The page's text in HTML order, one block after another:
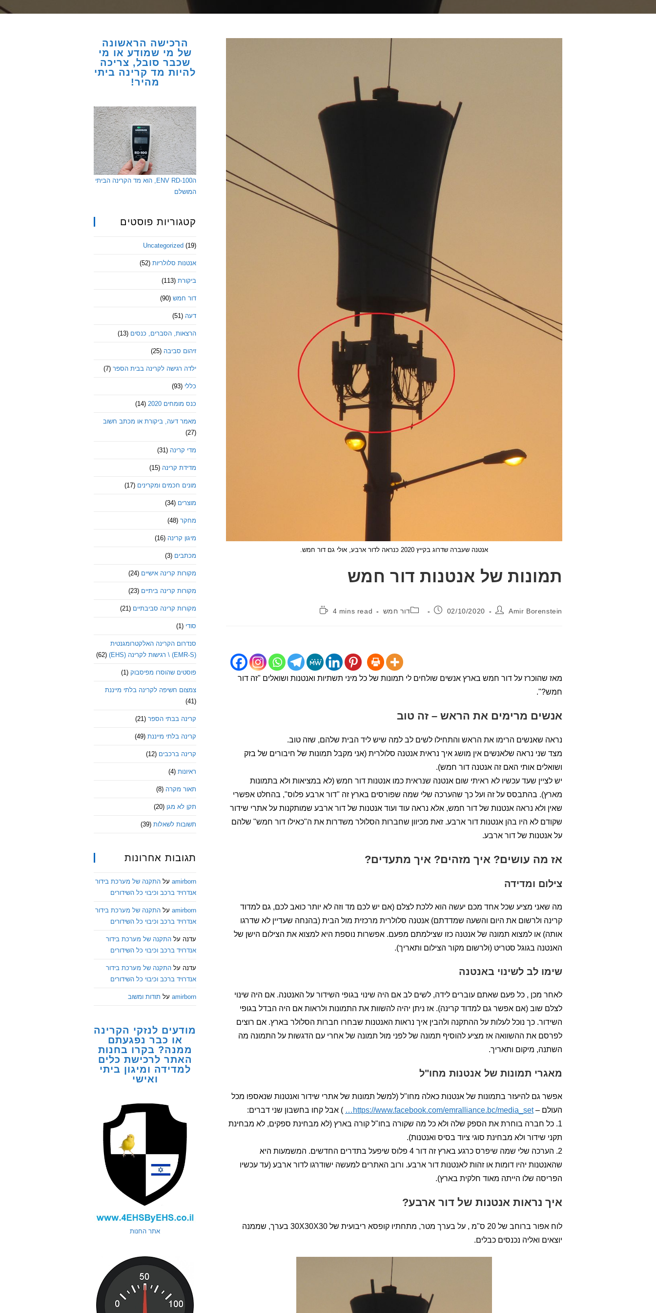
אנטנה שעברה שדרוג בקייץ 2020 כנראה לדור ארבע, אולי גם דור חמש.
תמונות של אנטנות דור חמש
מחבר:
Amir Borenstein פורסם:
02/10/2020 קטגוריה:
דור חמש
זמן
4 mins read
מאז שהוכרז על דור חמש בארץ אנשים שולחים לי תמונות של כל מיני תשתיות ואנטנות ושואלים "זה דור
חמש?".
אנשים מרימים את הראש – זה טוב
נראה שאנשים הרימו את הראש והתחילו לשים לב למה שיש ליד הבית שלהם, שזה טוב.
מצד שני נראה שלאנשים אין מושג איך נראית אנטנה סלולרית (אני מקבל תמונות של חיבורים של בזק
ושואלים אותי האם זה אנטנה דור חמש).
יש לציין שעד עכשיו לא ראיתי שום אנטנה שנראית כמו אנטנות דור חמש (לא במציאות ולא בתמונות
מארץ). בהתבסס על זה ועל כך שהערכה שלי שמה שפורסים בארץ זה "דור ארבע פלוס", בהחלט אפשרי
שאין ולא נראה אנטנות של דור חמש, אלא נראה עוד ועוד אנטנות של דור ארבע שמותקנות על אתרי שידור
שקודם לא היו בהן אנטנות דור ארבע. זאת מכיוון שחברות הסלולר משדרות את ה"כאילו דור חמש" שלהם
על אנטנות של דור ארבע.
אז מה עושים? איך מזהים? איך מתעדים?
צילום ומדידה
מה שאני מציע שכל אחד מכם יעשה הוא ללכת לצלם (אם יש לכם מד וזה לא יותר כואב לכם, גם למדוד
קרינה ולרשום את היום והשעה שמדדתם) אנטנה סלולרית מרכזית מול הבית (בהנחה שעדיין לא שדרגו
אותה) או למצוא תמונה של אנטנה כזו שצילמתם מפעם. אפשרות נוספת היא למצוא את הצילום הישן של
האנטנה בגוגל סטריט (ולרשום מקור הצילום ותאריך).
שימו לב לשינוי באנטנה
לאחר מכן , כל פעם שאתם עוברים לידה, לשים לב אם היה שינוי בגופי השידור על האנטנה. אם היה שינוי
לצלם שוב (אם אפשר גם למדוד קרינה). אז ניתן יהיה להשוות את התמונות ולראות אם היה הבדל בגופי
השידור. כך נוכל לעלות על ההתקנה ולהבין איך נראות האנטנות שבחרו חברות הסלולר בארץ. אם רוצים
לפרסם את ההשוואה אז מציע להוסיף תמונה של לפני מול תמונה של אחרי עם הדגשות על התמונה מה
השתנה, מיקום ותאריך.
מאגרי תמונות של אנטנות מחו"ל
אפשר גם להיעזר בתמונות של אנטנות כאלה מחו"ל (למשל תמונות של אתרי שידור ואנטנות שנאספו מכל
העולם –https://www.facebook.com/emralliance.bc/media_set…
) אבל קחו בחשבון שני דברים:
1. כל חברה בוחרת את הספק שלה ולא כל מה שקורה בחו"ל קורה בארץ (לא מבחינת ספקים, לא מבחינת
תקני שידור ולא מבחינת סוגי ציוד בסיס ואנטנות).
2. הערכה שלי שמה שיפרס כרגע בארץ זה דור 4 פלוס שיפעל בתדרים החדשים. המשמעות היא
שהאנטנות יהיו דומות או זהות לאנטנות דור ארבע. ורוב האתרים למעשה ישודרגו לדור ארבע (עד עכשיו
הפריסה שלו הייתה מאוד חלקית בארץ).
איך נראות אנטנות של דור ארבע?
לוח אפור ברוחב של 20 ס"מ , על בערך מטר, מתחתיו קופסא ריבועית של 30X30X30 בערך, שממנה
יוצאים ואליה נכנסים כבלים.
הרכישה הראשונה
של מי שמודע או מי
שכבר סובל, צריכה
להיות מד קרינה ביתי
מהיר!
הENV RD-100, הוא מד הקרינה הביתי
המושלם
קטגוריות פוסטים
Uncategorized (19)
אנטנות סלולריות (52)
ביקורת (113)
דור חמש (90)
דעה (51)
הרצאות, הסברים, כנסים (13)
זיהום סביבה (25)
ילדה רגישה לקרינה בבית הספר (7)
כללי (93)
כנס מומחים 2020 (14)
מאמר דעה, ביקורת או מכתב חשוב
(27)
מדי קרינה (31)
מדידת קרינה (15)
מונים חכמים ומקרינים (17)
מוצרים (34)
מחקר (48)
מיגון קרינה (16)
מכתבים (3)
מקורות קרינה אישיים (24)
מקורות קרינה ביתיים (23)
מקורות קרינה סביבתיים (21)
סודי (1)
סנדרום הקרינה האלקטרומגנטית
(EMR-S) \ רגישות לקרינה (EHS)
(62)
פוסטים שהוסרו מפיסבוק (1)
צמצום חשיפה לקרינה בלתי מייננת
(41)
קרינה בבתי הספר (21)
קרינה בלתי מייננת (49)
קרינה ברכבים (12)
ראיונות (4)
תאור מקרה (8)
תקן לא מגן (20)
תשובות לשאלות (39)
תגובות אחרונות
amirborn על התקנה של מערכת בידור
אנדרויד ברכב וכיבוי כל השידורים
amirborn על התקנה של מערכת בידור
אנדרויד ברכב וכיבוי כל השידורים
עדנה על התקנה של מערכת בידור
אנדרויד ברכב וכיבוי כל השידורים
עדנה על התקנה של מערכת בידור
אנדרויד ברכב וכיבוי כל השידורים
amirborn על תודות ומשוב
מודעים לנזקי הקרינה
או כבר נפגעתם
ממנה? בקרו בחנות
האתר לרכישת כלים
למדידה ומיגון ביתי
ואישי
אתר החנות